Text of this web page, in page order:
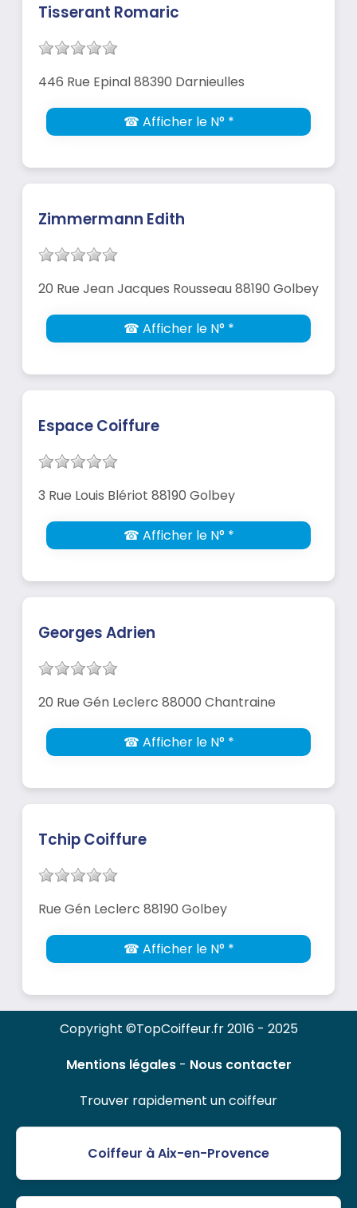
Tisserant Romaric
446 Rue Epinal 88390 Darnieulles
☎ Afficher le N° *
Zimmermann Edith
20 Rue Jean Jacques Rousseau 88190 Golbey
☎ Afficher le N° *
Espace Coiffure
3 Rue Louis Blériot 88190 Golbey
☎ Afficher le N° *
Georges Adrien
20 Rue Gén Leclerc 88000 Chantraine
☎ Afficher le N° *
Tchip Coiffure
Rue Gén Leclerc 88190 Golbey
☎ Afficher le N° *
Copyright ©TopCoiffeur.fr 2016 - 2025
Mentions légales- Nous contacter
Trouver rapidement un coiffeur
Coiffeur à Aix-en-Provence